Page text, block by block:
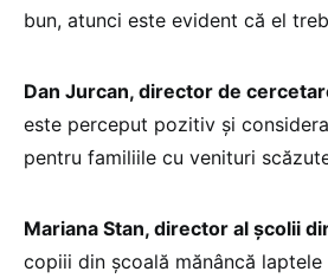
bun, atunci este evident că el
Dan Jurcan, director de
este perceput pozitiv și
pentru familiile cu venituri
Mariana Stan, director al școlii
copiii din școală mănâncă